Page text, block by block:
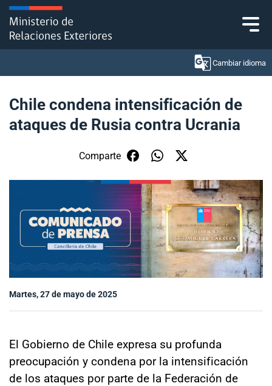
Click acá para ir directamente al contenido
Cambiar idioma
Ministerio
Política Exterior
Embajadas y consulados
Servicios ciudadanos
Subsecretaría de Relaciones Económicas
Sala de prensa
modo claro
Chile condena intensificación de
ataques de Rusia contra Ucrania
Comparte
Martes, 27 de mayo de 2025
El Gobierno de Chile expresa su profunda
preocupación y condena por la intensificación
de los ataques por parte de la Federación de